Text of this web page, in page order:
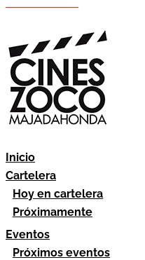
Inicio
Cartelera
Hoy en cartelera
Próximamente
Eventos
Próximos eventos